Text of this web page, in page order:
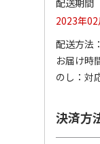
ふわっ
パペッ
R…
(送料別
配送期間
2023年
配送方法
お届け時
のし
対
決済方